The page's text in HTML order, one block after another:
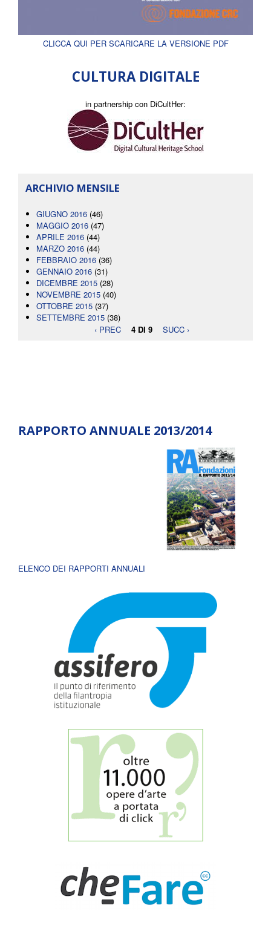
CLICCA QUI PER SCARICARE LA VERSIONE PDF
CULTURA DIGITALE
in partnership con DiCultHer:
ARCHIVIO MENSILE
GIUGNO 2016 (46)
MAGGIO 2016 (47)
APRILE 2016 (44)
MARZO 2016 (44)
FEBBRAIO 2016 (36)
GENNAIO 2016 (31)
DICEMBRE 2015 (28)
NOVEMBRE 2015 (40)
OTTOBRE 2015 (37)
SETTEMBRE 2015 (38)
‹ PREC
4 DI 9 SUCC ›
RAPPORTO ANNUALE 2013/2014
ELENCO DEI RAPPORTI ANNUALI